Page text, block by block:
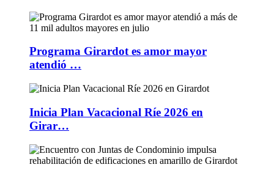
Programa Girardot es amor mayor
atendió …
Inicia Plan Vacacional Ríe 2026 en
Girar…